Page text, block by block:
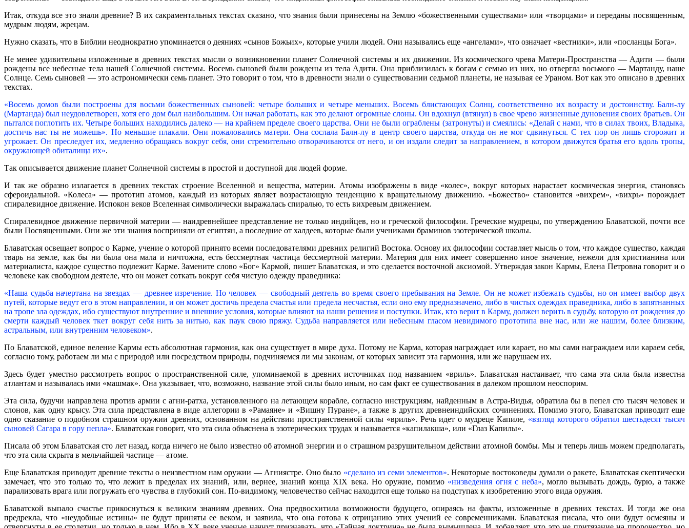
Итак, откуда все это знали древние? В их сакраментальных текстах сказано, что знания были принесены на Землю «божественными существами» или «творцами» и переданы посвященным,
мудрым людям, жрецам.
Нужно сказать, что в Библии неоднократно упоминается о деяниях «сынов Божьих», которые учили людей. Они назывались еще «ангелами», что означает «вестники», или «посланцы Бога».
Не менее удивительны изложенные в древних текстах мысли о возникновении планет Солнечной системы и их движении. Из космического чрева Матери-Пространства — Адити — были
рождены все небесные тела нашей Солнечной системы. Восемь сыновей были рождены из тела Адити. Она приблизилась к богам с семью из них, но отвергла восьмого — Мартанду, наше
Солнце. Семь сыновей — это астрономически семь планет. Это говорит о том, что в древности знали о существовании седьмой планеты, не называя ее Ураном. Вот как это описано в древних
текстах.
«Восемь домов были построены для восьми божественных сыновей: четыре больших и четыре меньших. Восемь блистающих Солнц, соответственно их возрасту и достоинству. Балн-лу
(Мартанда) был неудовлетворен, хотя его дом был наибольшим. Он начал работать, как это делают огромные слоны. Он вдохнул (втянул) в свое чрево жизненные дуновения своих братьев. Он
пытался поглотить их. Четыре больших находились далеко — на крайнем пределе своего царства. Они не были ограблены (затронуты) и смеялись: «Делай с нами, что в силах твоих, Владыка,
достичь нас ты не можешь». Но меньшие плакали. Они пожаловались матери. Она сослала Балн-лу в центр своего царства, откуда он не мог сдвинуться. С тех пор он лишь сторожит и
угрожает. Он преследует их, медленно обращаясь вокруг себя, они стремительно отворачиваются от него, и он издали следит за направлением, в котором движутся братья его вдоль тропы,
окружающей обиталища их».
Так описывается движение планет Солнечной системы в простой и доступной для людей форме.
И так же образно излагается в древних текстах строение Вселенной и вещества, материи. Атомы изображены в виде «колес», вокруг которых нарастает космическая энергия, становясь
сфероидальной. «Колеса» — прототип атомов, каждый из которых являет возрастающую тенденцию к вращательному движению. «Божество» становится «вихрем», «вихрь» порождает
спиралевидное движение. Испокон веков Вселенная символически выражалась спиралью, то есть вихревым движением.
Спиралевидное движение первичной материи — наидревнейшее представление не только индийцев, но и греческой философии. Греческие мудрецы, по утверждению Блаватской, почти все
были Посвященными. Они же эти знания восприняли от египтян, а последние от халдеев, которые были учениками браминов эзотерической школы.
Блаватская освещает вопрос о Карме, учение о которой принято всеми последователями древних религий Востока. Основу их философии составляет мысль о том, что каждое существо, каждая
тварь на земле, как бы ни была она мала и ничтожна, есть бессмертная частица бессмертной материи. Материя для них имеет совершенно иное значение, нежели для христианина или
материалиста, каждое существо подлежит Карме. Замените слово «Бог» Кармой, пишет Блаватская, и это сделается восточной аксиомой. Утверждая закон Кармы, Елена Петровна говорит и о
человеке как свободном деятеле, что он может соткать вокруг себя чистую одежду праведника:
«Наша судьба начертана на звездах — древнее изречение. Но человек — свободный деятель во время своего пребывания на Земле. Он не может избежать судьбы, но он имеет выбор двух
путей, которые ведут его в этом направлении, и он может достичь предела счастья или предела несчастья, если оно ему предназначено, либо в чистых одеждах праведника, либо в запятнанных
на тропе зла одеждах, ибо существуют внутренние и внешние условия, которые влияют на наши решения и поступки. Итак, кто верит в Карму, должен верить в судьбу, которую от рождения до
смерти каждый человек ткет вокруг себя нить за нитью, как паук свою пряжу. Судьба направляется или небесным гласом невидимого прототипа вне нас, или же нашим, более близким,
астральным, или внутренним человеком».
По Блаватской, единое веление Кармы есть абсолютная гармония, как она существует в мире духа. Потому не Карма, которая награждает или карает, но мы сами награждаем или караем себя,
согласно тому, работаем ли мы с природой или посредством природы, подчиняемся ли мы законам, от которых зависит эта гармония, или же нарушаем их.
Здесь будет уместно рассмотреть вопрос о пространственной силе, упоминаемой в древних источниках под названием «вриль». Блаватская настаивает, что сама эта сила была известна
атлантам и называлась ими «машмак». Она указывает, что, возможно, название этой силы было иным, но сам факт ее существования в далеком прошлом неоспорим.
Эта сила, будучи направлена против армии с агни-ратха, установленного на летающем корабле, согласно инструкциям, найденным в Астра-Видья, обратила бы в пепел сто тысяч человек и
слонов, как одну крысу. Эта сила представлена в виде аллегории в «Рамаяне» и «Вишну Пуране», а также в других древнеиндийских сочинениях. Помимо этого, Блаватская приводит еще
одно сказание о подобном страшном оружии древних, основанном на действии пространственной силы «вриль». Речь идет о мудреце Капиле, «взгляд которого обратил шестьдесят тысяч
сыновей Сагара в гору пепла». Блаватская говорит, что эта сила объяснена в эзотерических трудах и называется «капилакша», или «Глаз Капилы».
Писала об этом Блаватская сто лет назад, когда ничего не было известно об атомной энергии и о страшном разрушительном действии атомной бомбы. Мы и теперь лишь можем предполагать,
что эта сила скрыта в мельчайшей частице — атоме.
Еще Блаватская приводит древние тексты о неизвестном нам оружии — Агниястре. Оно было «сделано из семи элементов». Некоторые востоковеды думали о ракете, Блаватская скептически
замечает, что это только то, что лежит в пределах их знаний, или, вернее, знаний конца XIX века. Но оружие, помимо «низведения огня с неба», могло вызывать дождь, бурю, а также
парализовать врага или погружать его чувства в глубокий сон. По-видимому, человечество сейчас находится еще только на подступах к изобретению этого вида оружия.
Блаватской выпало счастье прикоснуться к великим знаниям древних. Она предвосхитила возможности будущего, опираясь на факты, изложенные в древних текстах. И тогда же она
предрекла, что «неудобные истины» не будут приняты ее веком, и заявила, что она готова к отрицанию этих учений ее современниками. Блаватская писала, что они будут осмеяны и